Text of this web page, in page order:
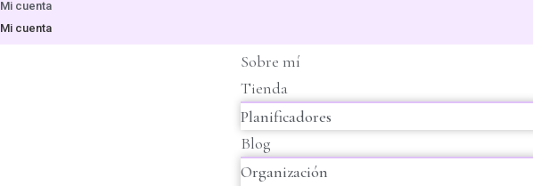
Mi cuenta
Mi cuenta
Sobre mí
Tienda
Planificadores
Blog
Organización